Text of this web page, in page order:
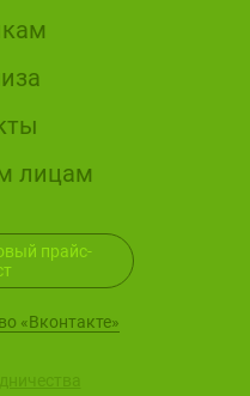
лицам
прайс-
«Вконтакте»